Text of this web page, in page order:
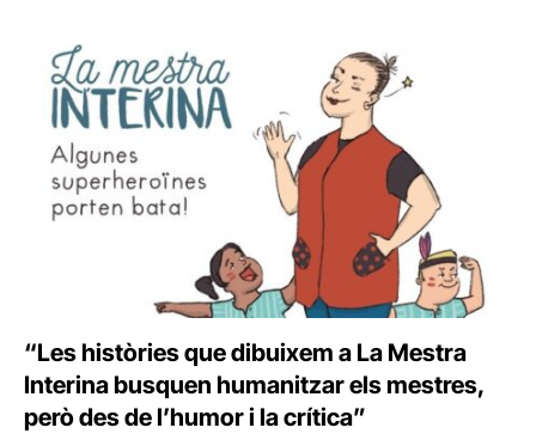
“Les històries que dibuixem a La Mestra
Interina busquen humanitzar els mestres,
però des de l’humor i la crítica”